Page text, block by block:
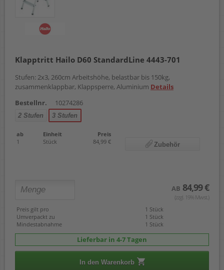
Klapptritt Hailo D60 StandardLine 4443-701
Stufen: 2x3, 260cm Arbeitshöhe, belastbar bis 150kg,
zusammenklappbar, Klappsperre, Aluminium Details
Bestellnr.
10274286
2 Stufen 3 Stufen
ab Einheit
Preis
1
Stück 84,99 € Zubehör
AB 84,99 €
(zzgl. 19% Mwst.)
Preis gilt pro
1 Stück
Umverpackt zu
1 Stück
Mindestabnahme
1 Stück
Lieferbar in 4-7 Tagen
In den Warenkorb